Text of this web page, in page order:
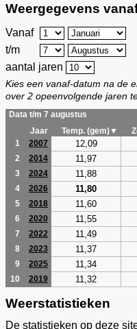
Weergegevens
Vanaf
t/m
aantal jaren
Kies een vanaf-datum na de
over 2 opeenvolgende jaren
Data t/m 7 augustus
Jaar
Temp. (gem)▼
1
2007 12,09
2 2014 11,97
3 2024 11,88
4 2026 11,80
5 2018 11,60
6 2020 11,55
7 2022 11,49
8 2023 11,37
9 2025 11,34
10 2019 11,32
Weerstatistieken
De statistieken op deze